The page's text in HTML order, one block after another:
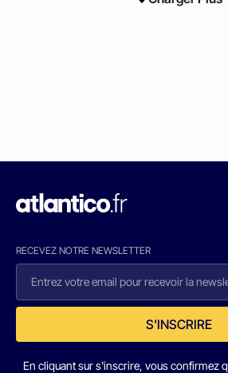
RECEVEZ NOTRE NEWSLETTER
S'INSCRIRE
En cliquant sur s'inscrire, vous confirmez